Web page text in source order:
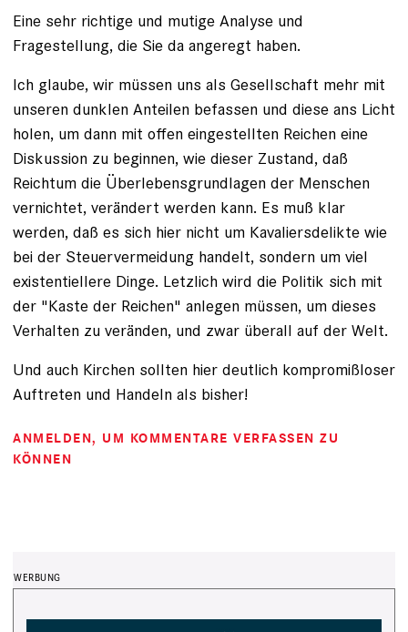
Eine sehr richtige und mutige Analyse und
Fragestellung, die Sie da angeregt haben.
Ich glaube, wir müssen uns als Gesellschaft mehr mit
unseren dunklen Anteilen befassen und diese ans Licht
holen, um dann mit offen eingestellten Reichen eine
Diskussion zu beginnen, wie dieser Zustand, daß
Reichtum die Überlebensgrundlagen der Menschen
vernichtet, verändert werden kann. Es muß klar
werden, daß es sich hier nicht um Kavaliersdelikte wie
bei der Steuervermeidung handelt, sondern um viel
existentiellere Dinge. Letzlich wird die Politik sich mit
der "Kaste der Reichen" anlegen müssen, um dieses
Verhalten zu veränden, und zwar überall auf der Welt.
Und auch Kirchen sollten hier deutlich kompromißloser
Auftreten und Handeln als bisher!
ANMELDEN, UM KOMMENTARE VERFASSEN ZU
KÖNNEN